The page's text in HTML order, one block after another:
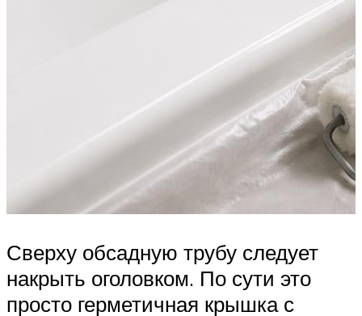
Сверху обсадную трубу следует
накрыть оголовком. По сути это
просто герметичная крышка с